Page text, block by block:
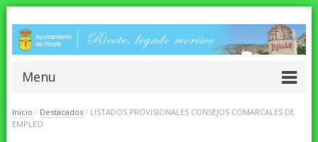
Menu
Inicio / Destacados / LISTADOS PROVISIONALES CONSEJOS COMARCALES DE
EMPLEO